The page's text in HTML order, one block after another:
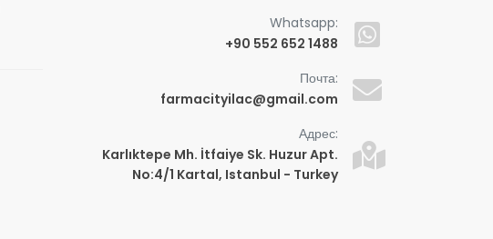
Whatsapp:
+90 552 652 1488
Почта:
farmacityilac@gmail.com
Адрес:
Karlıktepe Mh. İtfaiye Sk. Huzur Apt.
No:4/1 Kartal, Istanbul - Turkey